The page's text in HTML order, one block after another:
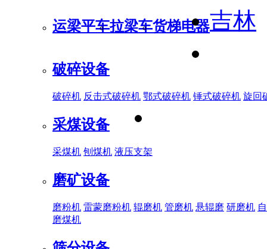
运梁平车拉梁车货梯电器
破碎设备
破碎机 反击式破碎机 鄂式破碎机 锤式破碎机 旋回
采煤设备
采煤机 刨煤机 液压支架
磨矿设备
磨粉机 雷蒙磨粉机 辊磨机 管磨机 悬辊磨 研磨机
磨煤机
吉林